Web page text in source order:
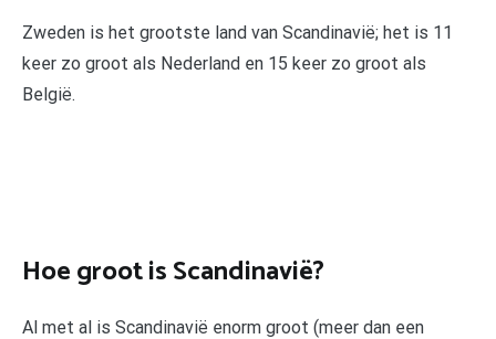
Zweden is het grootste land van Scandinavië; het is 11
keer zo groot als Nederland en 15 keer zo groot als
België.
Hoe groot is Scandinavië?
Al met al is Scandinavië enorm groot (meer dan een